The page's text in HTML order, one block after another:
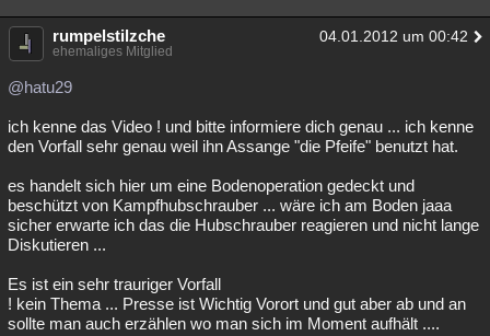
rumpelstilzche 04.01.2012 um 00:42
ehemaliges Mitglied
@hatu29
ich kenne das Video ! und bitte informiere dich genau ... ich kenne
den Vorfall sehr genau weil ihn Assange "die Pfeife" benutzt hat.
es handelt sich hier um eine Bodenoperation gedeckt und
beschützt von Kampfhubschrauber ... wäre ich am Boden jaaa
sicher erwarte ich das die Hubschrauber reagieren und nicht lange
Diskutieren ...
Es ist ein sehr trauriger Vorfall
! kein Thema ... Presse ist Wichtig Vorort und gut aber ab und an
sollte man auch erzählen wo man sich im Moment aufhält ....